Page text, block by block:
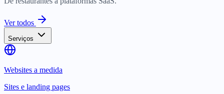
Ver todos
Serviços
Websites a medida
Sites e landing pages